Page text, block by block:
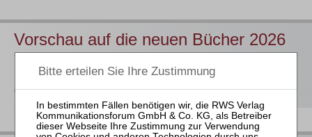
Vorschau auf die neuen Bücher 2026
finden Sie unsere Buchvorschau für das 2. Halbjahr 2026
als Download